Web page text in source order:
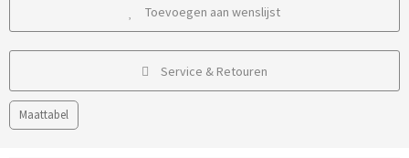
Toevoegen aan wenslijst
Service & Retouren
Maattabel